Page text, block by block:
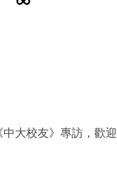
大校友》專訪，歡迎